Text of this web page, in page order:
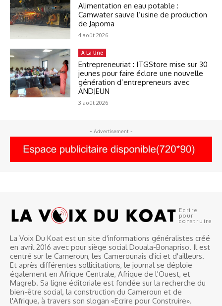
Alimentation en eau potable :
Camwater sauve l’usine de production
de Japoma
4 août 2026
A La Une
Entrepreneuriat : ITGStore mise sur 30
jeunes pour faire éclore une nouvelle
génération d’entrepreneurs avec
ANDJEUN
3 août 2026
- Advertisement -
Ecrire
pour
construire
La Voix Du Koat est un site d'informations généralistes créé
en avril 2016 avec pour siège social Douala-Bonapriso. Il est
centré sur le Cameroun, les Camerounais d'ici et d'ailleurs.
Et après différentes sollicitations, le journal se déploie
également en Afrique Centrale, Afrique de l'Ouest, et
Magreb. Sa ligne éditoriale est fondée sur la recherche du
bien-être social, la construction du Cameroun et de
l'Afrique, à travers son slogan «Ecrire pour Construire».